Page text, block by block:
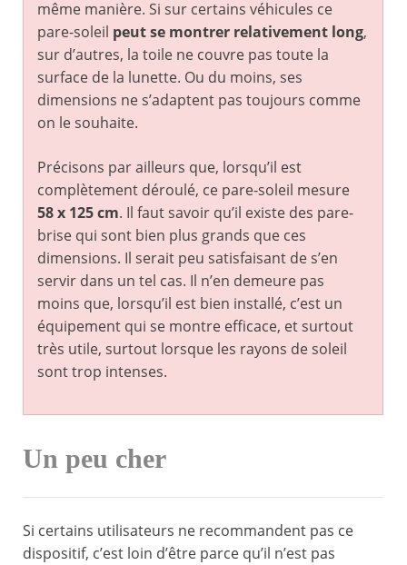
même manière. Si sur certains véhicules ce
pare-soleil peut se montrer relativement long,
sur d’autres, la toile ne couvre pas toute la
surface de la lunette. Ou du moins, ses
dimensions ne s’adaptent pas toujours comme
on le souhaite.
Précisons par ailleurs que, lorsqu’il est
complètement déroulé, ce pare-soleil mesure
58 x 125 cm. Il faut savoir qu’il existe des pare-
brise qui sont bien plus grands que ces
dimensions. Il serait peu satisfaisant de s’en
servir dans un tel cas. Il n’en demeure pas
moins que, lorsqu’il est bien installé, c’est un
équipement qui se montre efficace, et surtout
très utile, surtout lorsque les rayons de soleil
sont trop intenses.
Un peu cher
Si certains utilisateurs ne recommandent pas ce
dispositif, c’est loin d’être parce qu’il n’est pas